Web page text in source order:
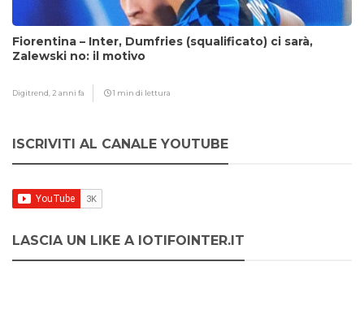
Fiorentina – Inter, Dumfries (squalificato) ci sarà,
Zalewski no: il motivo
Digitrend, 2 anni fa 1 min di lettura
ISCRIVITI AL CANALE YOUTUBE
LASCIA UN LIKE A IOTIFOINTER.IT